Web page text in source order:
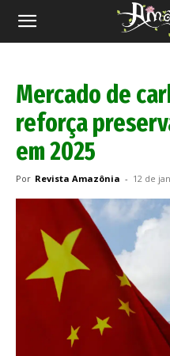
Revista
Mercado de
reforça
em 2025
Por Revista Amazônia - 12 de